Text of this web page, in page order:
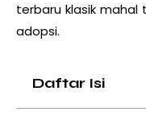
terbaru klasik
adopsi.
Daftar Isi